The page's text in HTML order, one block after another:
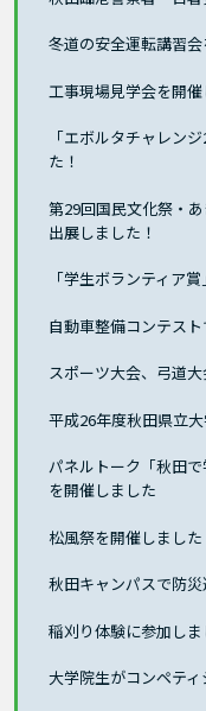
冬道の安全運転講習
工事現場見学会を開
「エボルタチャレン
た！
第29回国民文化祭・
出展しました！
「学生ボランティア
自動車整備コンテス
スポーツ大会、弓道
平成26年度秋田県立
パネルトーク「秋田で
を開催しました
松風祭を開催しました
秋田キャンパスで防
稲刈り体験に参加しま
大学院生がコンペテ